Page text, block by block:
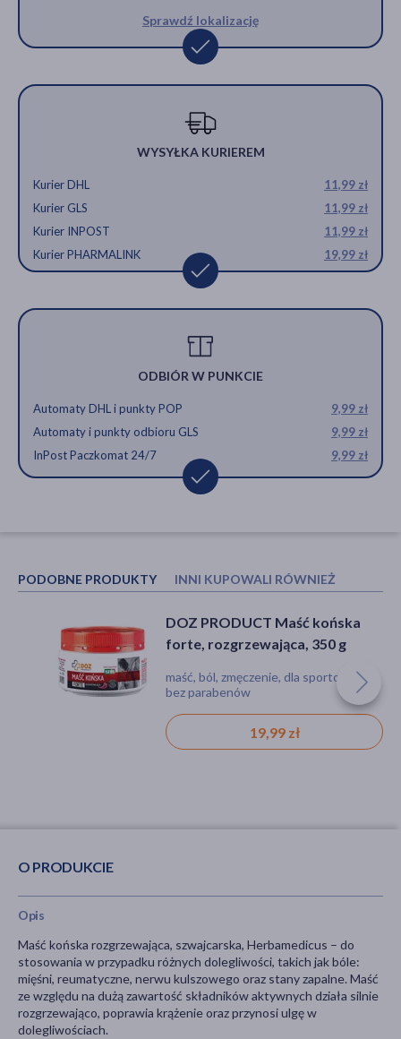
Sprawdź lokalizację
WYSYŁKA KURIEREM
Kurier DHL
11,99 zł
Kurier GLS
11,99 zł
Kurier INPOST
11,99 zł
Kurier PHARMALINK
19,99 zł
ODBIÓR W PUNKCIE
Automaty DHL i punkty POP
9,99 zł
Automaty i punkty odbioru GLS
9,99 zł
InPost Paczkomat 24/7
9,99 zł
PODOBNE PRODUKTY INNI KUPOWALI RÓWNIEŻ
DOZ PRODUCT Maść końska
forte, rozgrzewająca, 350 g
maść, ból, zmęczenie, dla sportowców,
bez parabenów
19,99 zł
SwissMedicus, końska maść,
chłodząca, 250 ml
maść, ból, obrzęk, reumatyzm, żylaki
33,39 zł
O PRODUKCIE
Opis
Maść końska rozgrzewająca, szwajcarska, Herbamedicus – do
stosowania w przypadku różnych dolegliwości, takich jak bóle:
mięśni, reumatyczne, nerwu kulszowego oraz stany zapalne. Maść
ze względu na dużą zawartość składników aktywnych działa silnie
rozgrzewająco, poprawia krążenie oraz przynosi ulgę w
dolegliwościach.